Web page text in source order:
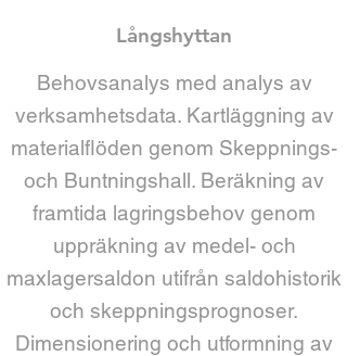
Långshyttan
Behovsanalys med analys av
verksamhetsdata. Kartläggning av
materialflöden genom Skeppnings-
och Buntningshall. Beräkning av
framtida lagringsbehov genom
uppräkning av medel- och
maxlagersaldon utifrån saldohistorik
och skeppningsprognoser.
Dimensionering och utformning av